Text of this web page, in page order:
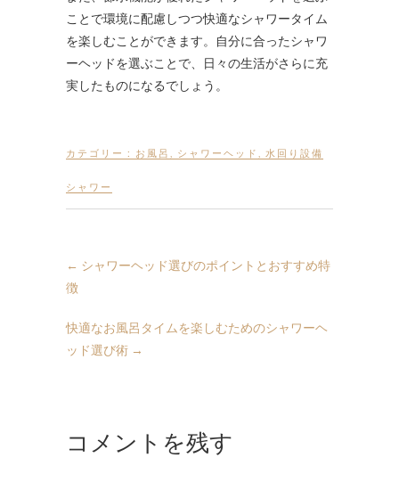
ことで環境に配慮しつつ快適なシャワータイム
を楽しむことができます。自分に合ったシャワ
ーヘッドを選ぶことで、日々の生活がさらに充
実したものになるでしょう。
カテゴリー : お風呂 シャワーヘッド 水回り設備
シャワー
← シャワーヘッド選びのポイントとおすすめ特
徴
快適なお風呂タイムを楽しむためのシャワーヘ
ッド選び術 →
コメントを残す